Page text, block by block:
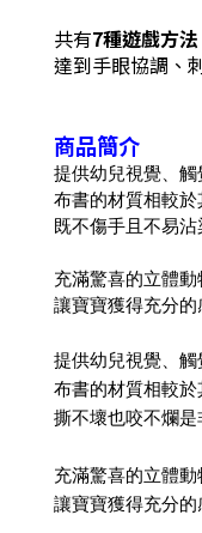
共有7種遊戲方法
達到手眼協調、
商品簡介
提供幼兒視覺、觸
布書的材質相較於
既不傷手且不易
充滿驚喜的立體動
讓寶寶獲得充分的
提供幼兒視覺、觸
布書的材質相較於
撕不壞也咬不爛是
充滿驚喜的立體動
讓寶寶獲得充分的